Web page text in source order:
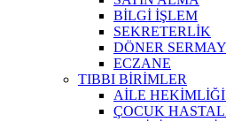
BİLGİ İŞLEM
SEKRETERLİK
DÖNER
ECZANE
TIBBI BİRİMLER
AİLE
ÇOCUK